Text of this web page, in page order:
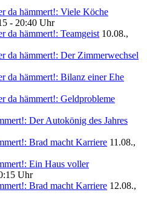
da hämmert!: Viele Köche
- 20:40 Uhr
da hämmert!: Teamgeist 10.08.,
da hämmert!: Der Zimmerwechsel
da hämmert!: Bilanz einer Ehe
da hämmert!: Geldprobleme
Der Autokönig des Jahres
Brad macht Karriere 11.08.,
Ein Haus voller
Uhr
Brad macht Karriere 12.08.,